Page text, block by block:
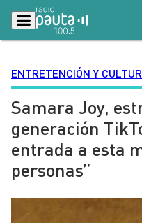
Podcasts
Lo Último
Ciudad
ENTRETENCIÓN Y
Samara Joy,
generación
entrada a esta
personas”